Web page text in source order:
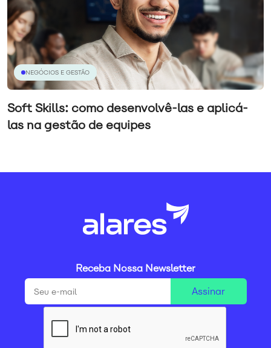
NEGÓCIOS E GESTÃO
Soft Skills: como desenvolvê-las e aplicá-
las na gestão de equipes
Receba Nossa Newsletter
Assinar